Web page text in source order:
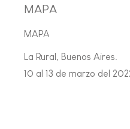
MAPA
MAPA
La Rural, Buenos Aires.
10 al 13 de marzo del